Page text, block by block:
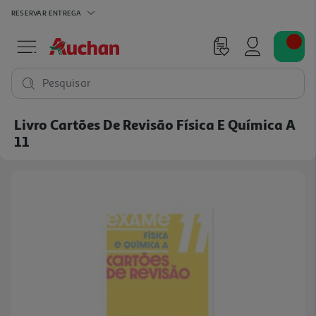
RESERVAR ENTREGA
Pesquisar
Livro Cartões De Revisão Física E Química A
11